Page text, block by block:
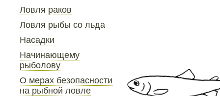
Ловля раков
Ловля рыбы со льда
Насадки
Начинающему
рыболову
О мерах безопасности
на рыбной ловле